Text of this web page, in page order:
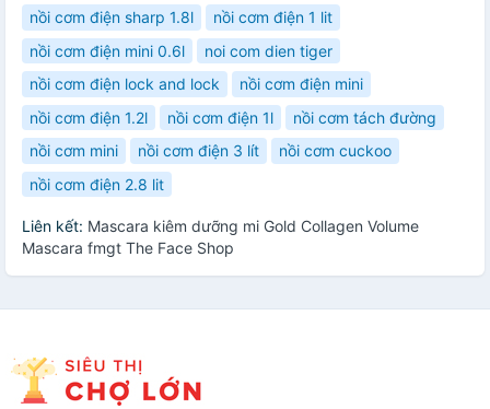
nồi cơm điện sharp 1.8l
nồi cơm điện 1 lit
nồi cơm điện mini 0.6l
noi com dien tiger
nồi cơm điện lock and lock
nồi cơm điện mini
nồi cơm điện 1.2l
nồi cơm điện 1l
nồi cơm tách đường
nồi cơm mini
nồi cơm điện 3 lít
nồi cơm cuckoo
nồi cơm điện 2.8 lit
Liên kết: Mascara kiêm dưỡng mi Gold Collagen Volume
Mascara fmgt The Face Shop